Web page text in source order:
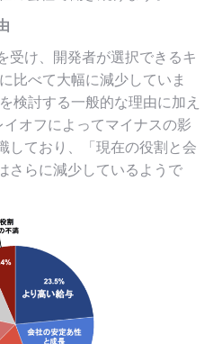
受け、開発者が選択できるキ
比べて大幅に減少していま
検討する一般的な理由に加え
オフによってマイナスの影
しており、「現在の役割と会
さらに減少しているようで